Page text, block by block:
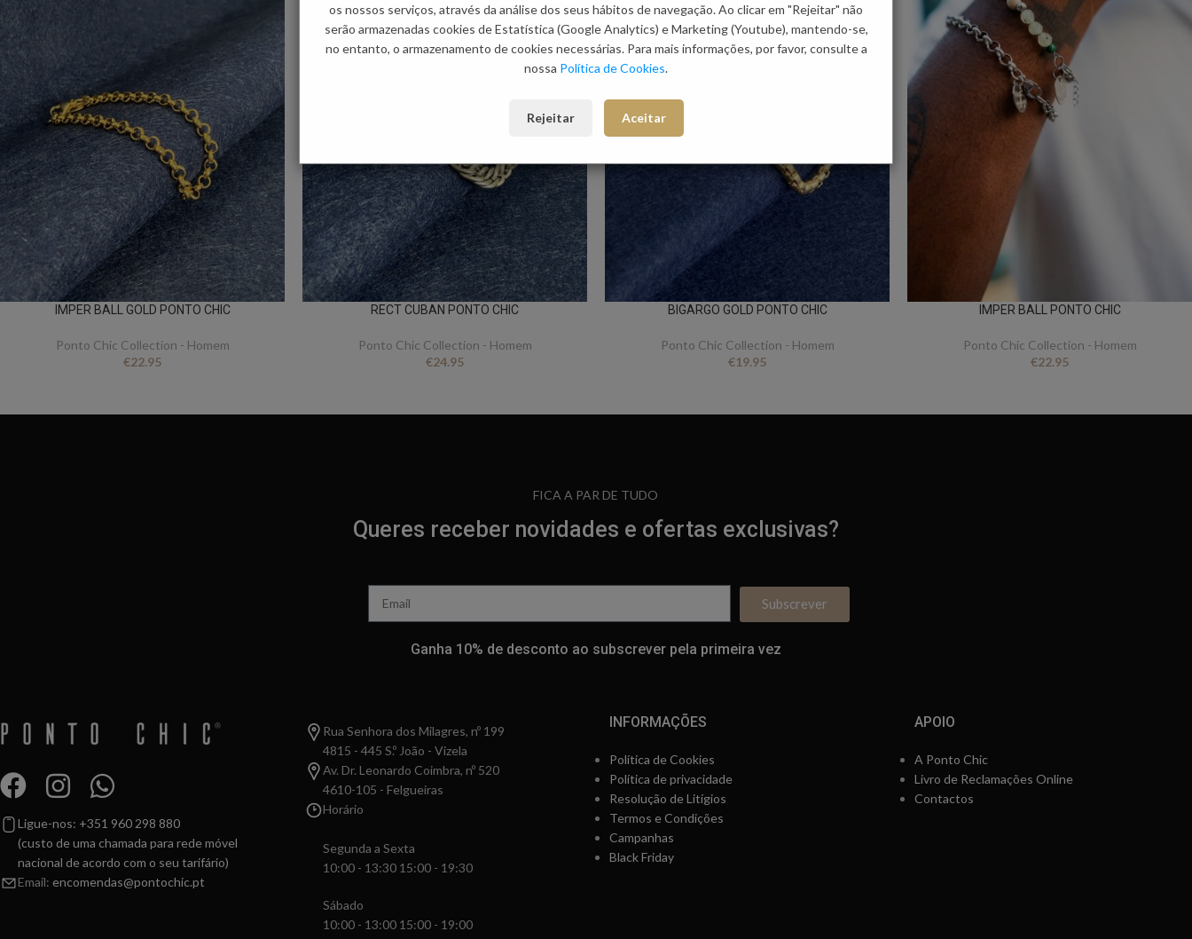
IMPER BALL GOLD PONTO CHIC
Ponto Chic Collection - Homem
€22.95
RECT CUBAN PONTO CHIC
Ponto Chic Collection - Homem
€24.95
BIGARGO GOLD PONTO CHIC
Ponto Chic Collection - Homem
€19.95
IMPER BALL PONTO CHIC
Ponto Chic Collection - Homem
€22.95
FICA A PAR DE TUDO
Queres receber novidades e ofertas exclusivas?
Subscrever
Ganha 10% de desconto ao subscrever pela primeira vez
Ligue-nos: +351 960 298 880
(custo de uma chamada para rede móvel
nacional de acordo com o seu tarifário)
Email: encomendas@pontochic.pt
Rua Senhora dos Milagres, nº 199
4815 - 445 S.º João - Vizela
Av. Dr. Leonardo Coimbra, nº 520
4610-105 - Felgueiras
Horário
Segunda a Sexta
10:00 - 13:30 15:00 - 19:30
Sábado
10:00 - 13:00 15:00 - 19:00
INFORMAÇÕES
Política de Cookies
Política de privacidade
Resolução de Litígios
Termos e Condições
Campanhas
Black Friday
APOIO
A Ponto Chic
Livro de Reclamações Online
Contactos
os nossos serviços, através da análise dos seus hábitos de navegação. Ao clicar em "Rejeitar" não
serão armazenadas cookies de Estatística (Google Analytics) e Marketing (Youtube), mantendo-se,
no entanto, o armazenamento de cookies necessárias. Para mais informações, por favor, consulte a
nossa Política de Cookies.
Rejeitar Aceitar